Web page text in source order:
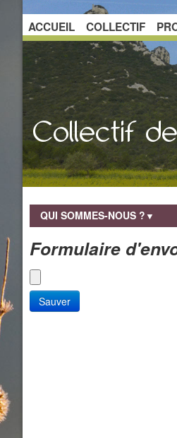
ACCUEIL COLLECTIF
QUI SOMMES-NOUS ? ▼
Formulaire